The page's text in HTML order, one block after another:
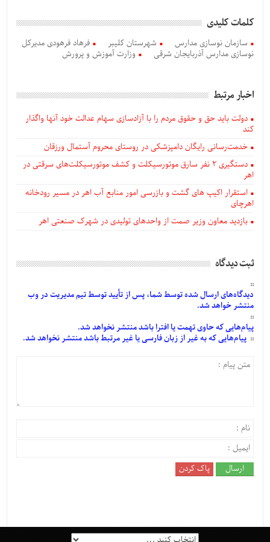
کلمات کلیدی
سازمان نوسازی مدارس شهرستان کلیبر
فرهاد فرهودی مدیرکل
نوسازی مدارس آذربایجان شرقی
وزارت آموزش و پرورش
اخبار مرتبط
دولت باید حق و حقوق مردم را با آزادسازی سهام عدالت خود آنها واگذار
کند
خدمت‌رسانی رایگان دامپزشکی در روستای محروم آستمال ورزقان
دستگيری ۲ نفر سارق موتورسیکلت و کشف موتورسیکلت‌های سرقتی در
اهر
استقرار اکیپ های گشت و بازرسی امور منابع آب اهر در مسیر رودخانه
اهرچای
بازدید معاون وزیر صمت از واحدهای تولیدی در شهرک صنعتی اهر
ثبت دیدگاه
دیدگاه‌هایارسالشدهتوسط شما، پس ازتأییدتوسط تیم مدیریت در وب
منتشر خواهد شد.
پیام‌هاییکه حاوی تهمت یا افترا باشد منتشر نخواهد شد.
پیام‌هاییکه به غیر از زبان فارسی یا غیر مرتبط باشد منتشر نخواهد شد.